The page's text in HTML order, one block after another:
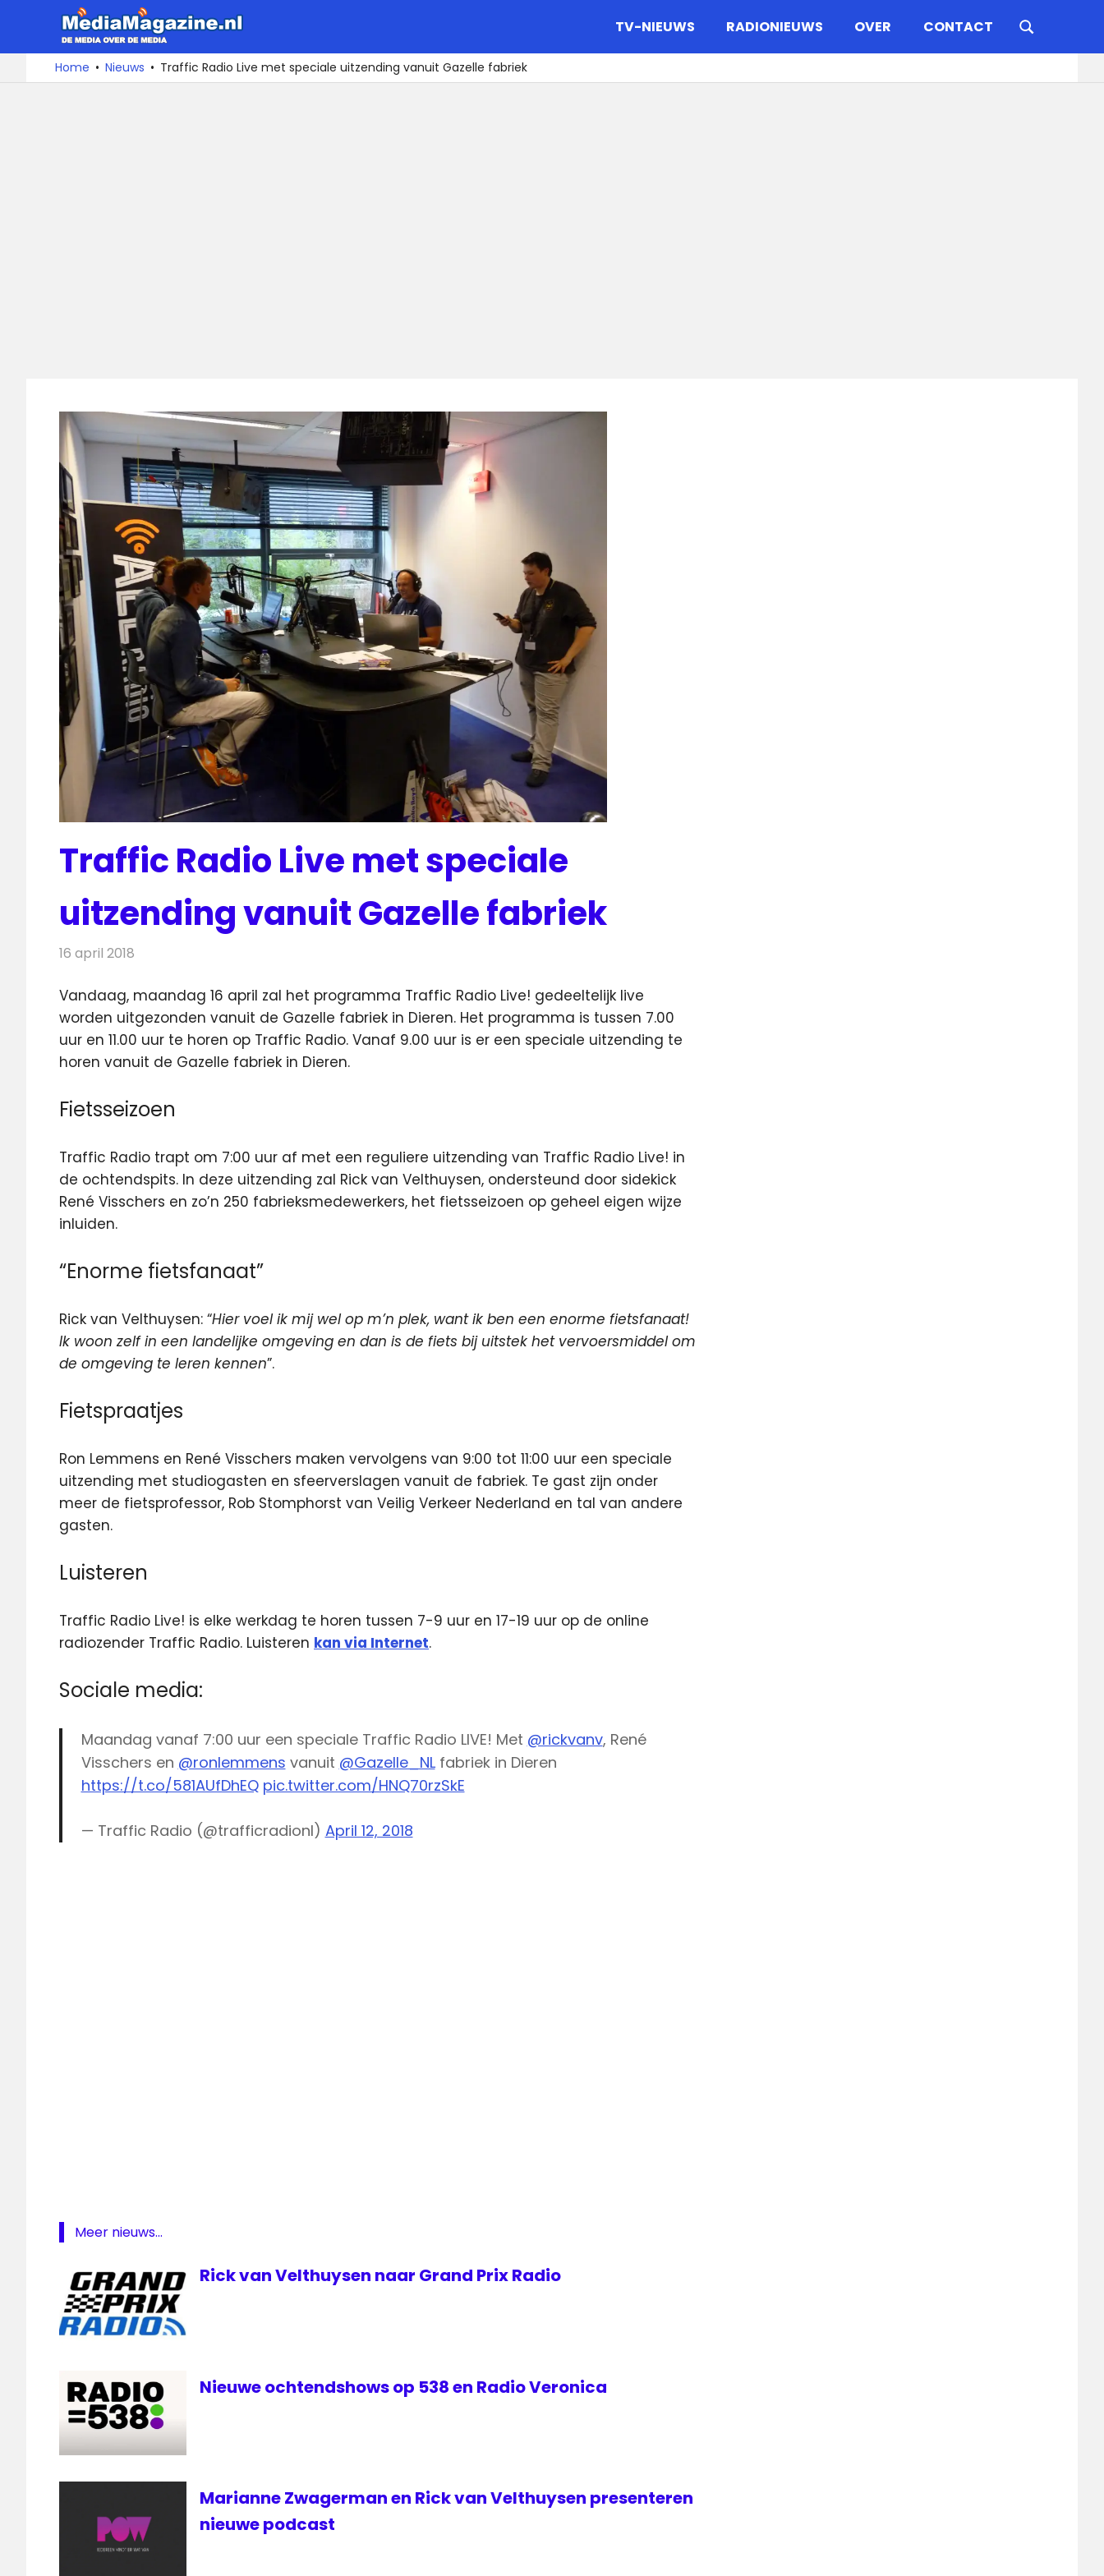
naar
De
media
over
TV-NIEUWS RADIONIEUWS OVER CONTACT
Home Nieuws Traffic Radio Live met speciale uitzending vanuit Gazelle fabriek
Traffic Radio Live met speciale
uitzending vanuit Gazelle fabriek
16 april 2018
Vandaag, maandag 16 april zal het programma Traffic Radio Live! gedeeltelijk live
worden uitgezonden vanuit de Gazelle fabriek in Dieren. Het programma is tussen 7.00
uur en 11.00 uur te horen op Traffic Radio. Vanaf 9.00 uur is er een speciale uitzending te
horen vanuit de Gazelle fabriek in Dieren.
Fietsseizoen
Traffic Radio trapt om 7:00 uur af met een reguliere uitzending van Traffic Radio Live! in
de ochtendspits. In deze uitzending zal Rick van Velthuysen, ondersteund door sidekick
René Visschers en zo’n 250 fabrieksmedewerkers, het fietsseizoen op geheel eigen wijze
inluiden.
“Enorme fietsfanaat”
Rick van Velthuysen: “Hier voel ik mij wel op m’n plek, want ik ben een enorme fietsfanaat!
Ik woon zelf in een landelijke omgeving en dan is de fiets bij uitstek het vervoersmiddel om
de omgeving te leren kennen”.
Fietspraatjes
Ron Lemmens en René Visschers maken vervolgens van 9:00 tot 11:00 uur een speciale
uitzending met studiogasten en sfeerverslagen vanuit de fabriek. Te gast zijn onder
meer de fietsprofessor, Rob Stomphorst van Veilig Verkeer Nederland en tal van andere
gasten.
Luisteren
Traffic Radio Live! is elke werkdag te horen tussen 7-9 uur en 17-19 uur op de online
radiozender Traffic Radio. Luisteren kan via Internet.
Sociale media:
Maandag vanaf 7:00 uur een speciale Traffic Radio LIVE! Met @rickvanv, René
Visschers en @ronlemmens vanuit @Gazelle_NLfabriek in Dieren
https://t.co/581AUfDhEQ pic.twitter.com/HNQ70rzSkE
— Traffic Radio (@trafficradionl) April 12, 2018
Meer nieuws...
Rick van Velthuysen naar Grand Prix Radio
Nieuwe ochtendshows op 538 en Radio Veronica
Marianne Zwagerman en Rick van Velthuysen presenteren
nieuwe podcast